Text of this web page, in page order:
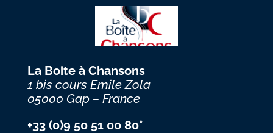
La Boite à Chansons
1 bis cours Emile Zola
05000 Gap – France
+33 (0)9 50 51 00 80*